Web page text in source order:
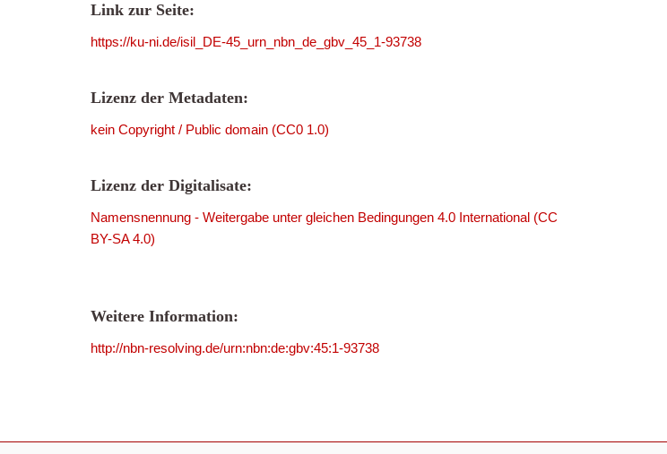
Link zur Seite:
https://ku-ni.de/isil_DE-45_urn_nbn_de_gbv_45_1-93738
Lizenz der Metadaten:
kein Copyright / Public domain (CC0 1.0)
Lizenz der Digitalisate:
Namensnennung - Weitergabe unter gleichen Bedingungen 4.0 International (CC
BY-SA 4.0)
Weitere Information:
http://nbn-resolving.de/urn:nbn:de:gbv:45:1-93738